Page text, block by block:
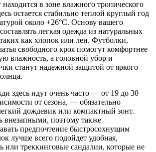
находится в зоне влажного тропического
остается стабильно теплой круглый год
около +26°C. Основу вашего
легкая одежда из натуральных
как хлопок или лен. Футболки,
свободного кроя помогут комфортнее
влажность, а головной убор и
станут надежной защитой от яркого
здесь идут очень часто — от 19 до 30
от сезона, — обязательно
дождевик или компактный зонт.
внезапными, поэтому также
предпочтение быстросохнущим
лучше всего подойдет удобная,
или треккинговые сандалии, которые не